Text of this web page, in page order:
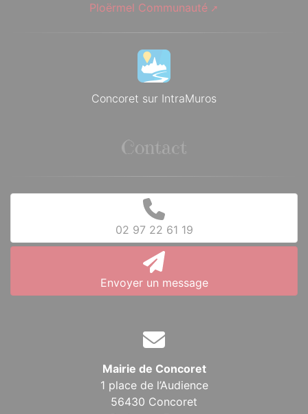
Ploërmel Communauté
Concoret sur IntraMuros
Contact
02 97 22 61 19
Envoyer un message
Mairie de Concoret
1 place de l’Audience
56430 Concoret